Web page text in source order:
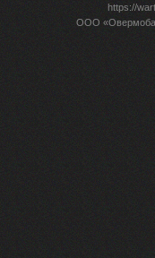
https://
ООО